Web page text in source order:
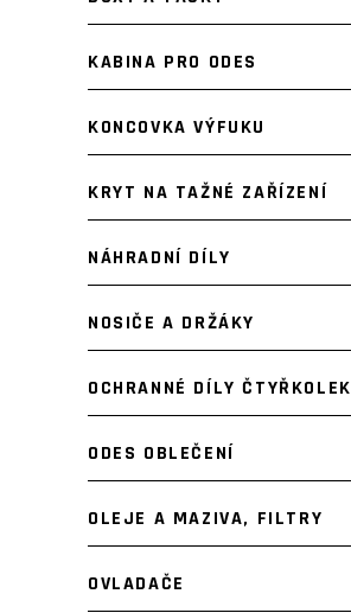
KABINA PRO ODES
KONCOVKA VÝFUKU
KRYT NA TAŽNÉ ZAŘÍZENÍ
NÁHRADNÍ DÍLY
NOSIČE A DRŽÁKY
OCHRANNÉ DÍLY ČTYŘKOLEK
ODES OBLEČENÍ
OLEJE A MAZIVA, FILTRY
OVLADAČE